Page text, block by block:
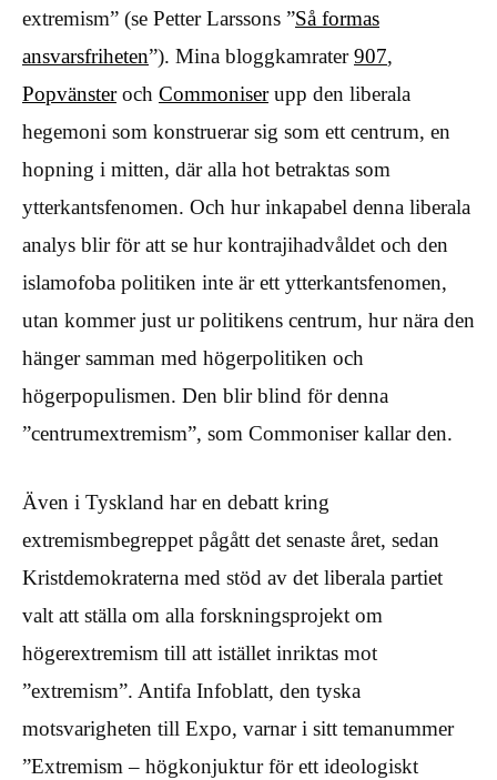
extremism” (se Petter Larssons ”Så formas
ansvarsfriheten”). Mina bloggkamrater907,
Popvänsteroch Commoniserupp den liberala
hegemoni som konstruerar sig som ett centrum, en
hopning i mitten, där alla hot betraktas som
ytterkantsfenomen. Och hur inkapabel denna liberala
analys blir för att se hur kontrajihadvåldet och den
islamofoba politiken inte är ett ytterkantsfenomen,
utan kommer just ur politikens centrum, hur nära den
hänger samman med högerpolitiken och
högerpopulismen. Den blir blind för denna
”centrumextremism”, som Commoniser kallar den.
Även i Tyskland har en debatt kring
extremismbegreppet pågått det senaste året, sedan
Kristdemokraterna med stöd av det liberala partiet
valt att ställa om alla forskningsprojekt om
högerextremism till att istället inriktas mot
”extremism”. Antifa Infoblatt, den tyska
motsvarigheten till Expo, varnar i sitt temanummer
”Extremism – högkonjuktur för ett ideologiskt